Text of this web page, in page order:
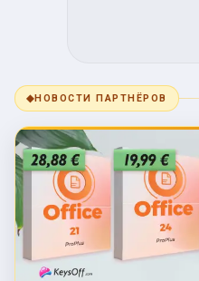
◆НОВОСТИ ПАРТНЁРОВ